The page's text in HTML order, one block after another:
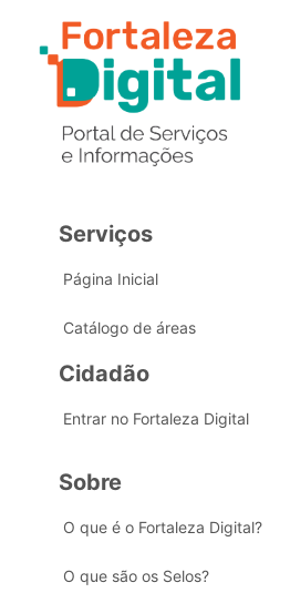
Serviços
Página Inicial
Catálogo de áreas
Cidadão
Entrar no Fortaleza Digital
Sobre
O que é o Fortaleza Digital?
O que são os Selos?